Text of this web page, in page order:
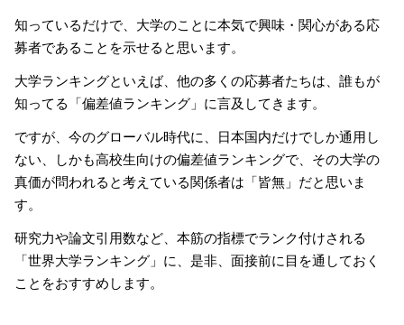
知っているだけで、大学のことに本気で興味・関心がある応
募者であることを示せると思います。
大学ランキングといえば、他の多くの応募者たちは、誰もが
知ってる「偏差値ランキング」に言及してきます。
ですが、今のグローバル時代に、日本国内だけでしか通用し
ない、しかも高校生向けの偏差値ランキングで、その大学の
真価が問われると考えている関係者は「皆無」だと思いま
す。
研究力や論文引用数など、本筋の指標でランク付けされる
「世界大学ランキング」に、是非、面接前に目を通しておく
ことをおすすめします。